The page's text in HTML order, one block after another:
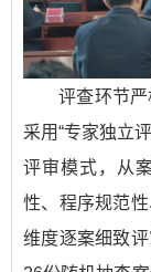
评查环节严
采用“专家独立
评审模式，从
性、程序规范
维度逐案细致